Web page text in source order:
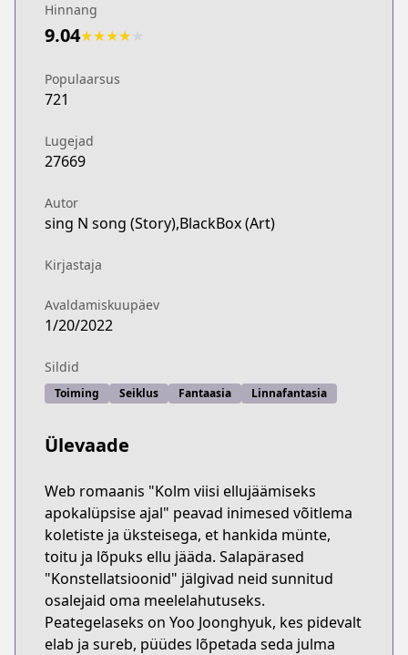
Hinnang
9.04★★★★
Populaarsus
721
Lugejad
27669
Autor
sing N song (Story),BlackBox (Art)
Kirjastaja
Avaldamiskuupäev
1/20/2022
Sildid
Toiming Seiklus Fantaasia Linnafantasia
Ülevaade
Web romaanis "Kolm viisi ellujäämiseks
apokalüpsise ajal" peavad inimesed võitlema
koletiste ja üksteisega, et hankida münte,
toitu ja lõpuks ellu jääda. Salapärased
"Konstellatsioonid" jälgivad neid sunnitud
osalejaid oma meelelahutuseks.
Peategelaseks on Yoo Joonghyuk, kes pidevalt
elab ja sureb, püüdes lõpetada seda julma